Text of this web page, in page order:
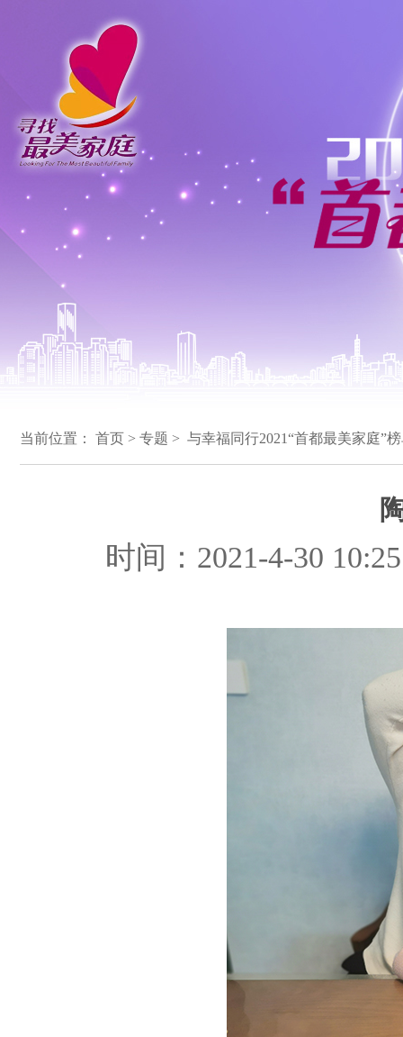
当前位置： 首页> 专题 > 与幸福同行2021“首都最美家庭”
时间：2021-4-30